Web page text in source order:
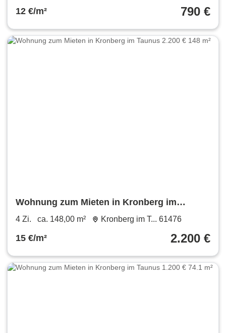
12 €/m² 790 €
Wohnung zum Mieten in Kronberg im
Taunus 2.200 € 148 m²
4 Zi. ca. 148,00 m² Kronberg im T... 61476
15 €/m² 2.200 €